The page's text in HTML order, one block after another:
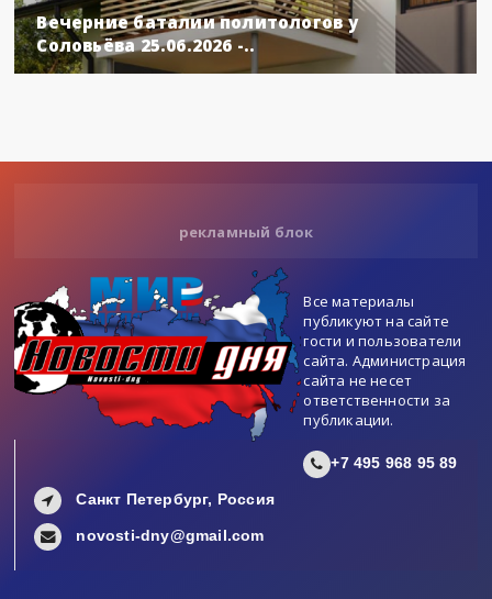
Вечерние баталии политологов у
Соловьёва 25.06.2026 -..
рекламный блок
Все материалы
публикуют на сайте
гости и пользователи
сайта. Администрация
сайта не несет
ответственности за
публикации.
+7 495 968 95 89
Санкт Петербург, Россия
novosti-dny@gmail.com